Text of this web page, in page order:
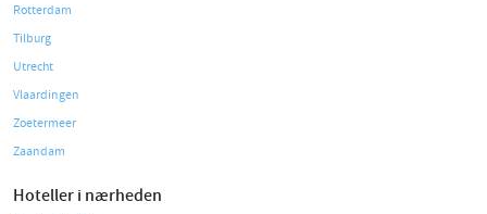
Rotterdam
Tilburg
Utrecht
Vlaardingen
Zoetermeer
Zaandam
Hoteller i nærheden